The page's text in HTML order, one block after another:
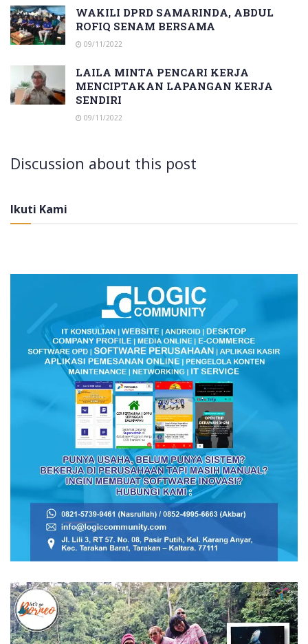
WAKILI DPRD SAMARINDA, ABDUL
ROFIQ SENAM BERSAMA
09/11/2022
LAILA MINTA PENCARI KERJA
MENCIPTAKAN LAPANGAN KERJA
SENDIRI
09/11/2022
Discussion about this post
Ikuti Kami